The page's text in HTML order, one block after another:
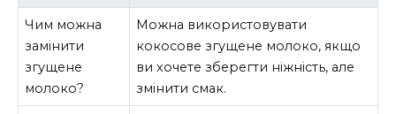
Чим можна
замінити
згущене
молоко?
Можна використовувати
кокосове згущене молоко, якщо
ви хочете зберегти ніжність, але
змінити смак.